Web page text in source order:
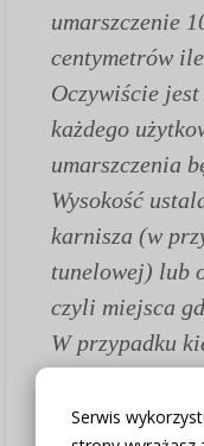
Serwis
umarszczenie
centymetrów
Oczywiście
każdego
umarszczenia
Wysokość
karnisza (w
tunelowej) lub
czyli miejsca
W przypadku
(wysokość,
uwagi przy